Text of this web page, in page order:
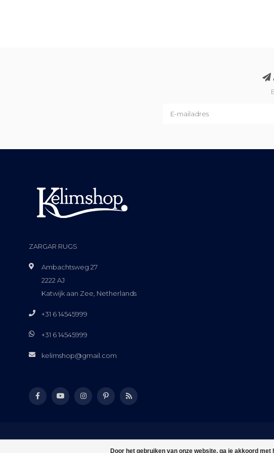
Door het gebruiken van onze website, ga je akkoord
ZARGAR RUGS
Ambachtsweg 27
2222 AJ
Katwijk aan Zee, Netherlands
+31 6 14545999
+31 6 14545999
kelimshop@gmail.com